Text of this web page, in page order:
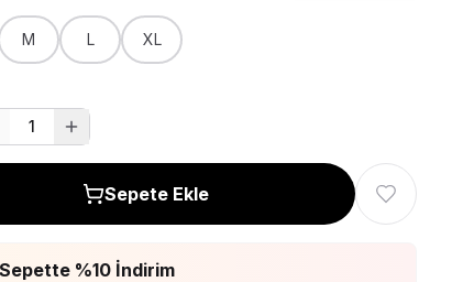
M L XL
1
Sepete Ekle
Sepette %10 İndirim